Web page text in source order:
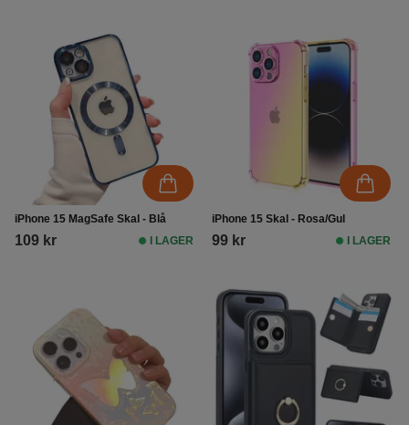
iPhone 15 MagSafe Skal - Blå
109 kr I LAGER
iPhone 15 Skal - Rosa/Gul
99 kr I LAGER